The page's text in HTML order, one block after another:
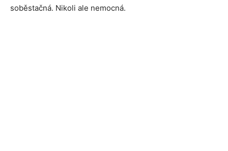
soběstačná. Nikoli ale nemocná.